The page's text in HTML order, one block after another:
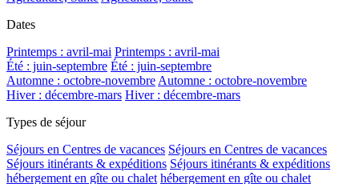
Dates
Printemps : avril-mai Printemps : avril-mai
Été : juin-septembre Été : juin-septembre
Automne : octobre-novembre Automne : octobre-novembre
Hiver : décembre-mars Hiver : décembre-mars
Types de séjour
Séjours en Centres de vacances Séjours en Centres de vacances
Séjours itinérants & expéditions Séjours itinérants & expéditions
hébergement en gîte ou chalet hébergement en gîte ou chalet